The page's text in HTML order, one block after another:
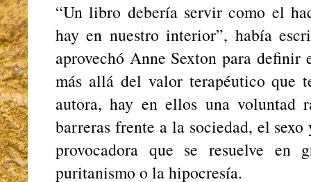
“Un libro debería servir como el
hay en nuestro interior”, había
aprovechó Anne Sexton para
más allá del valor terapéutico que
autora, hay en ellos una voluntad
barreras frente a la sociedad, el
provocadora que se resuelve
puritanismo o la hipocresía.